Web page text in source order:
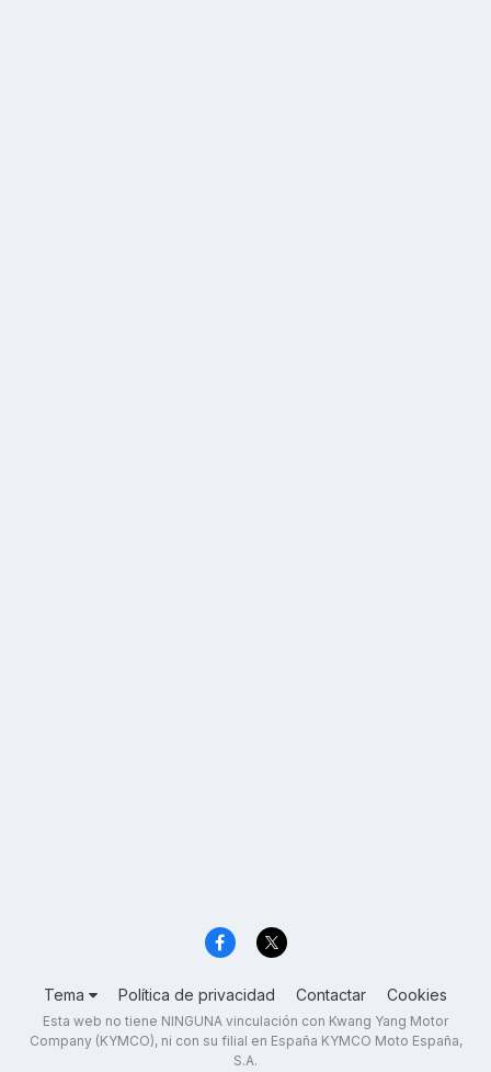
Tema Política de privacidad Contactar Cookies
Esta web no tiene NINGUNA vinculación con Kwang Yang Motor
Company (KYMCO), ni con su filial en España KYMCO Moto España,
S.A.